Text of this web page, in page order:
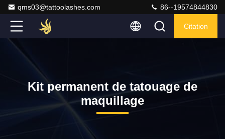
qms03@tattoolashes.com 86--19574844830
Citation
Kit permanent de tatouage de
maquillage